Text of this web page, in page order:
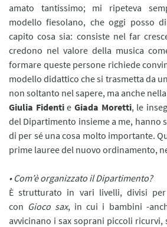
amato tantissimo; mi ripeteva
modello fiesolano, che oggi posso
capito cosa sia: consiste nel far
credono nel valore della musica
formare queste persone richiede
modello didattico che si trasmetta da
non soltanto nel sapere, ma anche
Giulia FidentieGiada Moretti, le
del Dipartimento insieme a me, hanno
di per sé una cosa molto importante.
prime lauree del nuovo ordinamento,
• Com’è organizzato il Dipartimento?
È strutturato in vari livelli, divisi per
con Gioco sax, in cui i bambini -
avvicinano i sax soprani piccoli ricurvi,